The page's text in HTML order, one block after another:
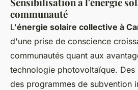
communauté
L'énergie solaire collective à
d'une prise de conscience
communautés quant aux
technologie photovoltaïque.
des programmes de subvention